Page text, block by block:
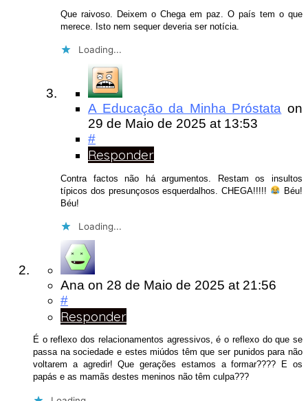
Que raivoso. Deixem o Chega em paz. O país tem o que
merece. Isto nem sequer deveria ser notícia.
Loading...
A Educação da Minha Próstata on
29 de Maio de 2025 at 13:53
#
Responder
Contra factos não há argumentos. Restam os insultos
típicos dos presunçosos esquerdalhos. CHEGA!!!!!
Béu!
Béu!
Loading...
Ana on 28 de Maio de 2025 at 21:56
#
Responder
É o reflexo dos relacionamentos agressivos, é o reflexo do que se
passa na sociedade e estes miúdos têm que ser punidos para não
voltarem a agredir! Que gerações estamos a formar???? E os
papás e as mamãs destes meninos não têm culpa???